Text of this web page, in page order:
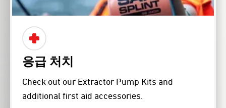
응급 처치
Check out our Extractor Pump Kits and
additional first aid accessories.